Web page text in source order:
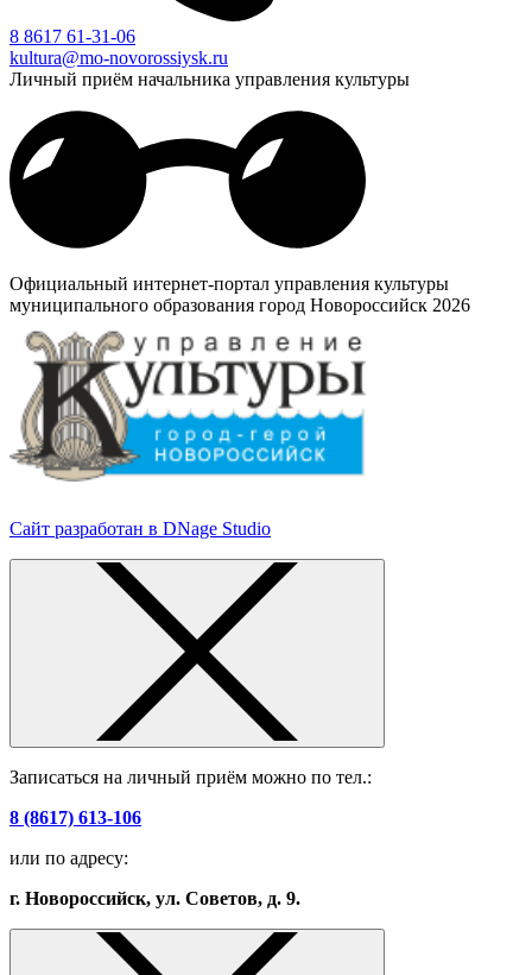
8 8617 61-31-06
kultura@mo-novorossiysk.ru
Личный приём начальника управления культуры
Официальный интернет-портал управления культуры
муниципального образования город Новороссийск 2026
Сайт разработан в DNage Studio
Записаться на личный приём можно по тел.:
8 (8617) 613-106
или по адресу:
г. Новороссийск, ул. Советов, д. 9.